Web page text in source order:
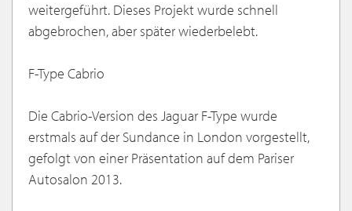
weitergeführt. Dieses Projekt wurde schnell
abgebrochen, aber später wiederbelebt.
F-Type Cabrio
Die Cabrio-Version des Jaguar F-Type wurde
erstmals auf der Sundance in London vorgestellt,
gefolgt von einer Präsentation auf dem Pariser
Autosalon 2013.